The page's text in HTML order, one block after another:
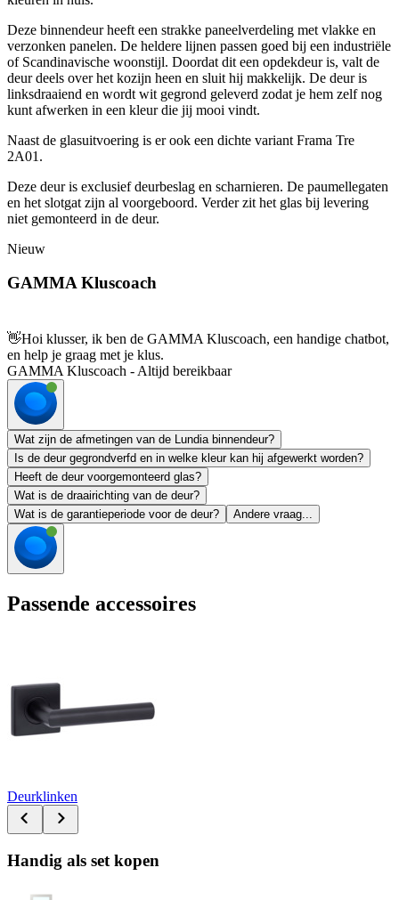
Deze binnendeur heeft een strakke paneelverdeling met vlakke en
verzonken panelen. De heldere lijnen passen goed bij een industriële
of Scandinavische woonstijl. Doordat dit een opdekdeur is, valt de
deur deels over het kozijn heen en sluit hij makkelijk. De deur is
linksdraaiend en wordt wit gegrond geleverd zodat je hem zelf nog
kunt afwerken in een kleur die jij mooi vindt.
Naast de glasuitvoering is er ook een dichte variant Frama Tre
2A01.
Deze deur is exclusief deurbeslag en scharnieren. De paumellegaten
en het slotgat zijn al voorgeboord. Verder zit het glas bij levering
niet gemonteerd in de deur.
Nieuw
GAMMA Kluscoach
👋Hoi klusser, ik ben de GAMMA Kluscoach, een handige chatbot,
en help je graag met je klus.
GAMMA Kluscoach - Altijd bereikbaar
Wat zijn de afmetingen van de Lundia binnendeur?
Is de deur gegrondverfd en in welke kleur kan hij afgewerkt worden?
Heeft de deur voorgemonteerd glas?
Wat is de draairichting van de deur?
Wat is de garantieperiode voor de deur?
Andere vraag...
Passende accessoires
Deurklinken
Handig als set kopen